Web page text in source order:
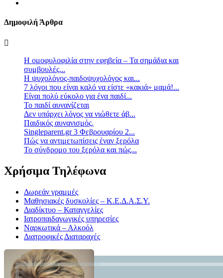
Δημοφιλή Άρθρα
Η ομοφυλοφιλία στην εφηβεία – Τα σημάδια και
συμβουλές...
Η ψυχολόγος-παιδοψυχολόγος και...
7 λόγοι που είναι καλό να είστε «κακιά» μαμά!...
Είναι πολύ εύκολο για ένα παιδί...
Το παιδί αυνανίζεται
Δεν υπάρχει λόγος να νιώθετε άβ...
Παιδικός αυνανισμός.
Singleparent.gr 3 Φεβρουαρίου 2...
Πώς να αντιμετωπίσεις έναν ξερόλα
Το σύνδρομο του ξερόλα και πώς...
Χρήσιμα Τηλέφωνα
Δωρεάν γραμμές
Μαθησιακές δυσκολίες – Κ.Ε.Δ.Α.Σ.Υ.
Διαδίκτυο – Καταγγελίες
Ιατροπαιδαγωγικές υπηρεσίες
Ναρκωτικά – Αλκοόλ
Διατροφικές Διαταραχές